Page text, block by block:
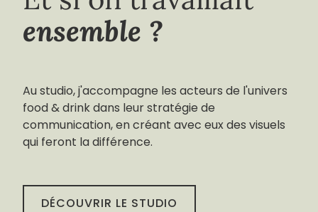
ensemble ?
Au studio, j'accompagne les acteurs de l'univers
food & drink dans leur stratégie de
communication, en créant avec eux des visuels
qui feront la différence.
DÉCOUVRIR LE STUDIO